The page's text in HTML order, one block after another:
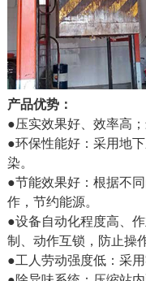
产品优势：
●压实效果好、效率高
●环保性能好：采用地
染。
●节能效果好：根据不
作，节约能源。
●设备自动化程度高、
制、动作互锁，防止操
●工人劳动强度低：采